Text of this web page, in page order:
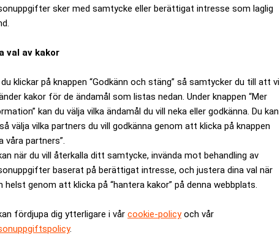
sker med samtycke eller berättigat intresse som laglig
val av kakor
klickar på knappen “Godkänn och stäng” så samtycker du till att vi
kakor för de ändamål som listas nedan. Under knappen “Mer
kan du välja vilka ändamål du vill neka eller godkänna. Du kan
välja vilka partners du vill godkänna genom att klicka på knappen
våra partners”.
när du vill återkalla ditt samtycke, invända mot behandling av
baserat på berättigat intresse, och justera dina val när
helst genom att klicka på “hantera kakor” på denna webbplats.
fördjupa dig ytterligare i vår cookie-policyoch vår
.
ANNONS